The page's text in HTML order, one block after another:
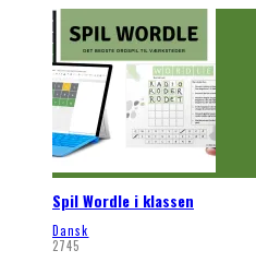
Spil Wordle i klassen
Dansk
2745